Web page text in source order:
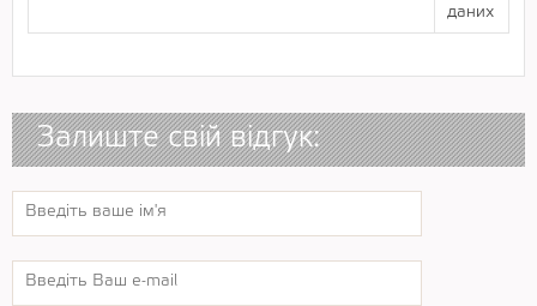
даних
Залиште свій відгук: